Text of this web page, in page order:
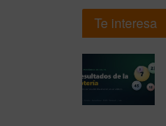
Te interesa